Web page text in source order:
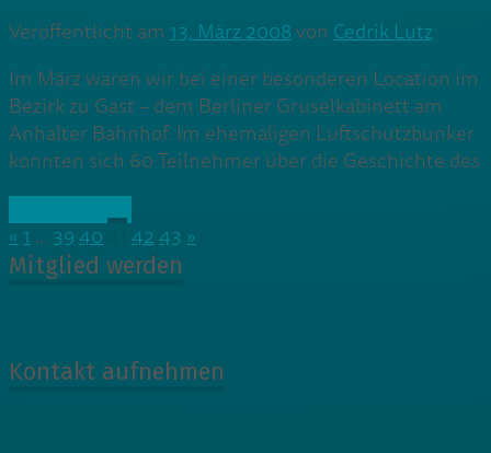
Veröffentlicht am 13. März 2008von Cedrik Lutz
Im März waren wir bei einer besonderen Location im
Bezirk zu Gast – dem Berliner Gruselkabinett am
Anhalter Bahnhof. Im ehemaligen Luftschutzbunker
konnten sich 60 Teilnehmer über die Geschichte des
« 1 … 39 40 42 43 »
Mitglied werden
Kontakt aufnehmen